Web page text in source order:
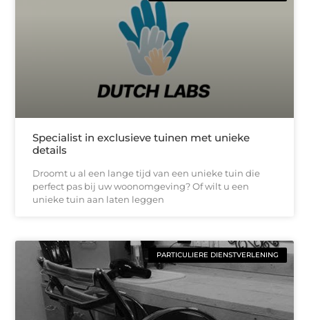
Specialist in exclusieve tuinen met unieke
details
Droomt u al een lange tijd van een unieke tuin die
perfect pas bij uw woonomgeving? Of wilt u een
unieke tuin aan laten leggen
PARTICULIERE DIENSTVERLENING